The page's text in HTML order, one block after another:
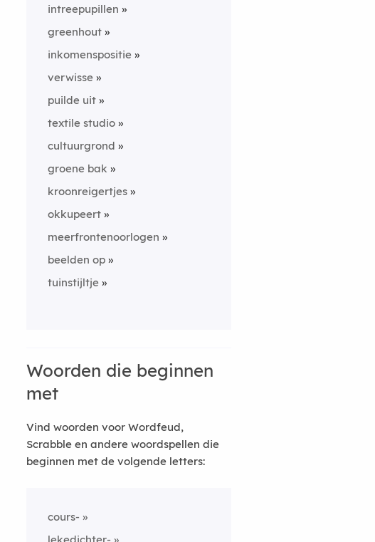
intreepupillen
greenhout
inkomenspositie
verwisse
puilde uit
textile studio
cultuurgrond
groene bak
kroonreigertjes
okkupeert
meerfrontenoorlogen
beelden op
tuinstijltje
Woorden die beginnen
met
Vind woorden voor Wordfeud,
Scrabble en andere woordspellen die
beginnen met de volgende letters:
cours-